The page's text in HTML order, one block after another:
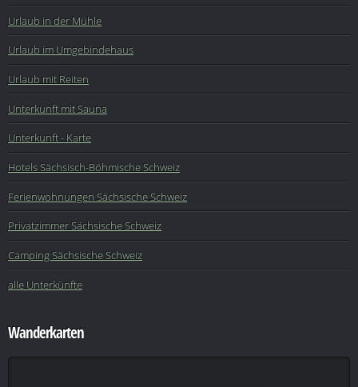
Urlaub in der Mühle
Urlaub im Umgebindehaus
Urlaub mit Reiten
Unterkunft mit Sauna
Unterkunft - Karte
Hotels Sächsisch-Böhmische Schweiz
Ferienwohnungen Sächsische Schweiz
Privatzimmer Sächsische Schweiz
Camping Sächsische Schweiz
alle Unterkünfte
Wanderkarten